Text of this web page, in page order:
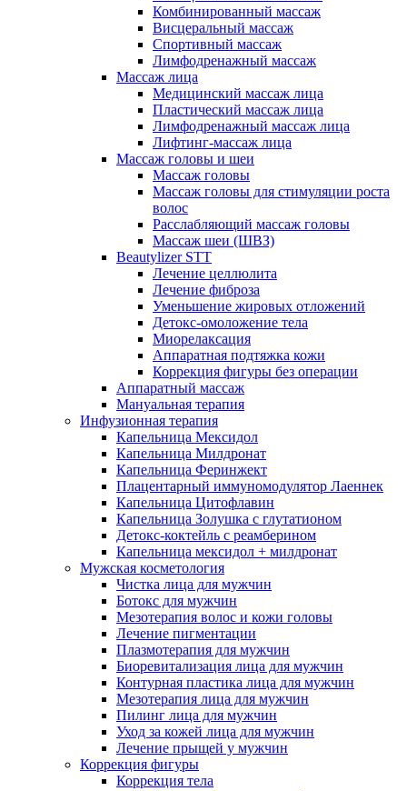
Комбинированный массаж
Висцеральный массаж
Спортивный массаж
Лимфодренажный массаж
Массаж лица
Медицинский массаж лица
Пластический массаж лица
Лимфодренажный массаж лица
Лифтинг-массаж лица
Массаж головы и шеи
Массаж головы
Массаж головы для стимуляции роста
волос
Расслабляющий массаж головы
Массаж шеи (ШВЗ)
Beautylizer STT
Лечение целлюлита
Лечение фиброза
Уменьшение жировых отложений
Детокс-омоложение тела
Миорелаксация
Аппаратная подтяжка кожи
Коррекция фигуры без операции
Аппаратный массаж
Мануальная терапия
Инфузионная терапия
Капельница Мексидол
Капельница Милдронат
Капельница Феринжект
Плацентарный иммуномодулятор Лаеннек
Капельница Цитофлавин
Капельница Золушка с глутатионом
Детокс-коктейль с реамберином
Капельница мексидол + милдронат
Мужская косметология
Чистка лица для мужчин
Ботокс для мужчин
Мезотерапия волос и кожи головы
Лечение пигментации
Плазмотерапия для мужчин
Биоревитализация лица для мужчин
Контурная пластика лица для мужчин
Мезотерапия лица для мужчин
Пилинг лица для мужчин
Уход за кожей лица для мужчин
Лечение прыщей у мужчин
Коррекция фигуры
Коррекция тела